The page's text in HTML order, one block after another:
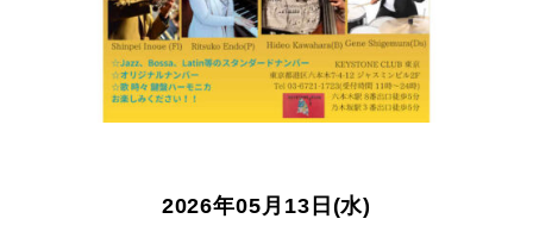
2026年05月13日(水)